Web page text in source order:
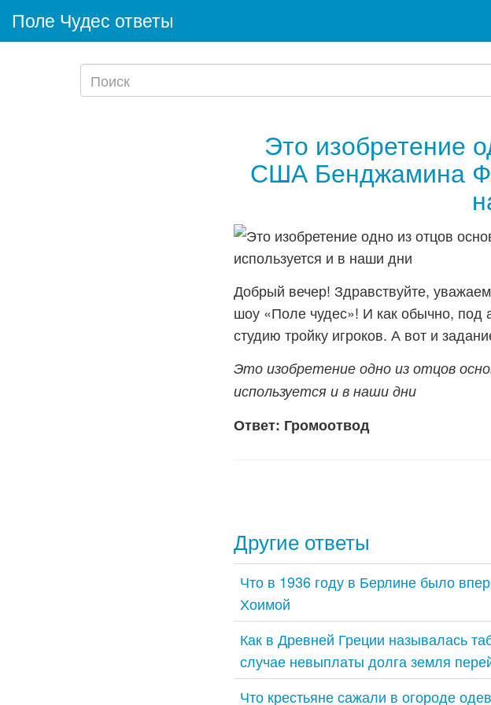
Поле Чудес ответы
Это изобретение
США Бенджамина
Добрый вечер! Здравствуйте,
шоу «Поле чудес»! И как обычно, под
студию тройку игроков. А вот и
Это изобретение одно из отцов
используется и в наши дни
Ответ: Громоотвод
Другие ответы
Что в 1936 году в Берлине было
Хоимой
Как в Древней Греции называлась
случае невыплаты долга земля
Что крестьяне сажали в огороде